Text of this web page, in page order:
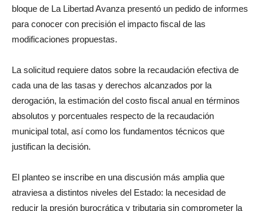
bloque de La Libertad Avanza presentó un pedido de informes
para conocer con precisión el impacto fiscal de las
modificaciones propuestas.
La solicitud requiere datos sobre la recaudación efectiva de
cada una de las tasas y derechos alcanzados por la
derogación, la estimación del costo fiscal anual en términos
absolutos y porcentuales respecto de la recaudación
municipal total, así como los fundamentos técnicos que
justifican la decisión.
El planteo se inscribe en una discusión más amplia que
atraviesa a distintos niveles del Estado: la necesidad de
reducir la presión burocrática y tributaria sin comprometer la